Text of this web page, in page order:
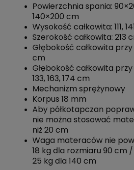
Powierzchnia spania:
140×200 cm
Wysokość całkowita: 111,
Szerokość całkowita: 213
Głębokość całkowita przy
cm
Głębokość całkowita przy
133, 163, 174 cm
Mechanizm sprężynowy
Korpus 18 mm
Aby półkotapczan
nie można stosować
niż 20 cm
Waga materaców nie
18 kg dla rozmiaru 90 cm
25 kg dla 140 cm